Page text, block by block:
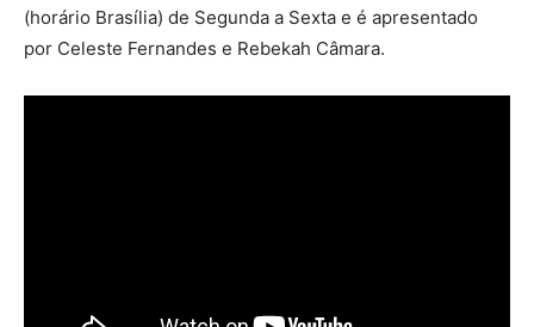
(horário Brasília) de Segunda a Sexta e é apresentado
por Celeste Fernandes e Rebekah Câmara.